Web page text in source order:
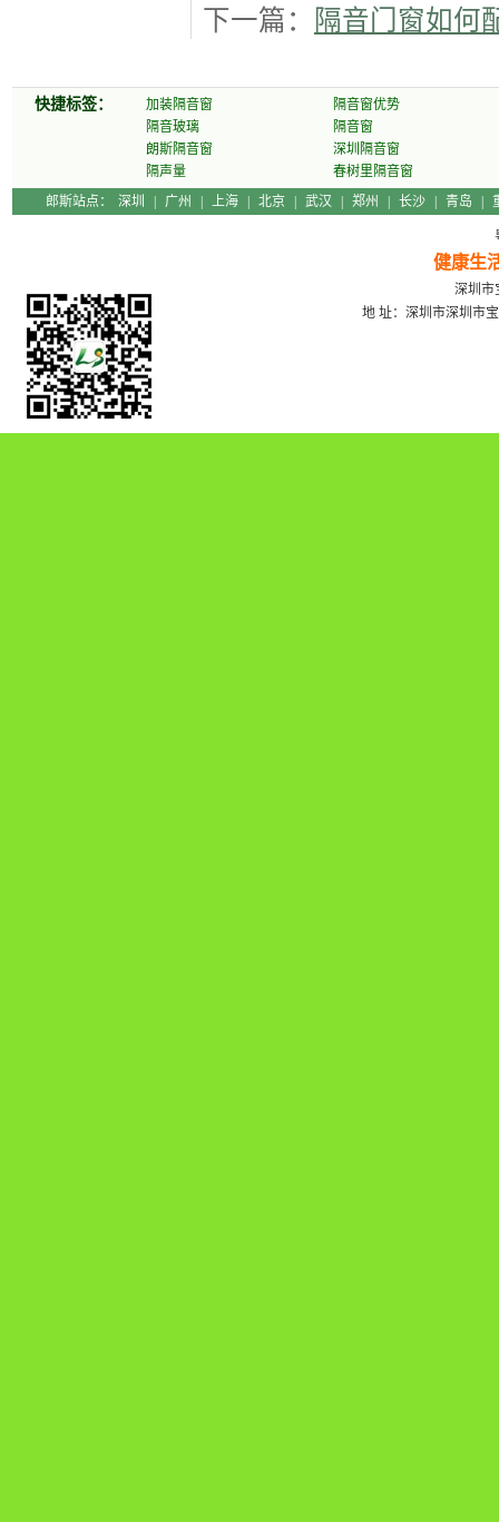
下一篇：
隔音门窗如何
快捷标签： 加装隔音窗
隔音窗优势
隔音玻璃
隔音窗
朗斯隔音窗
深圳隔音窗
隔声量
春树里隔音窗
郎斯站点：
深圳 广州 上海 北京 武汉 郑州 长沙 青岛
健康生
深圳市
地 址：深圳市深圳市